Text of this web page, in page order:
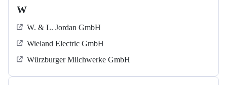
W
W. & L. Jordan GmbH
Wieland Electric GmbH
Würzburger Milchwerke GmbH